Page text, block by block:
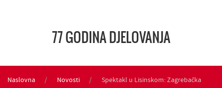
77 GODINA DJELOVANJA
Naslovna Novosti
Spektakl u Lisinskom: Zagrebačka